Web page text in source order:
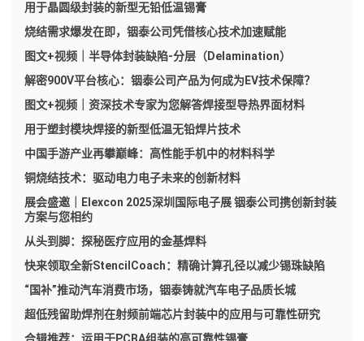
用于晶圆级封装的新型无铅低温锡膏
烧结需求爆发在即，铟泰公司凭借核心技术加速赋能
图文+视频｜半导体封装缺陷-分层（Delamination）
解密900V平台核心：铟泰公司产品为何成为EV技术保障？
图文+视频｜资深技术专家为您解答焊接型导热界面材料
用于塑封模块焊接的新型低温无铅焊片技术
中国手游产业再攀巅峰：高性能手机中的材料科学
铜烧结技术：驱动电力电子未来的创新材料
展会盛邀｜Elexcon 2025深圳国际电子展 铟泰公司携创新封装
方案与您相约
从头到脚：探秘医疗应用的金基焊料
快来领取全新StencilCoach：精确计算孔径以减少锡珠缺陷
“国补”推动汽车消费市场，铟泰铸就汽车电子品质长城
超低残留助焊剂在射频前端芯片封装中的应用与可靠性研究